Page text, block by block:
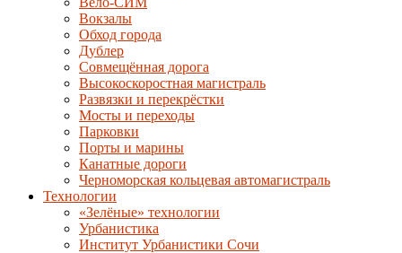
Вокзалы
Обход города
Дублер
Совмещённая дорога
Высокоскоростная магистраль
Развязки и перекрёстки
Мосты и переходы
Парковки
Порты и марины
Канатные дороги
Черноморская кольцевая автомагистраль
Технологии
«Зелёные» технологии
Урбанистика
Институт Урбанистики Сочи